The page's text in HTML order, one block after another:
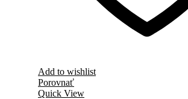
Add to wishlist
Porovnať
Quick View